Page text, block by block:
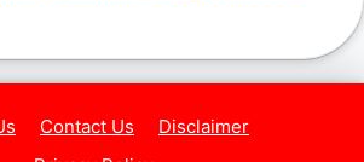
Contact Us
Disclaimer